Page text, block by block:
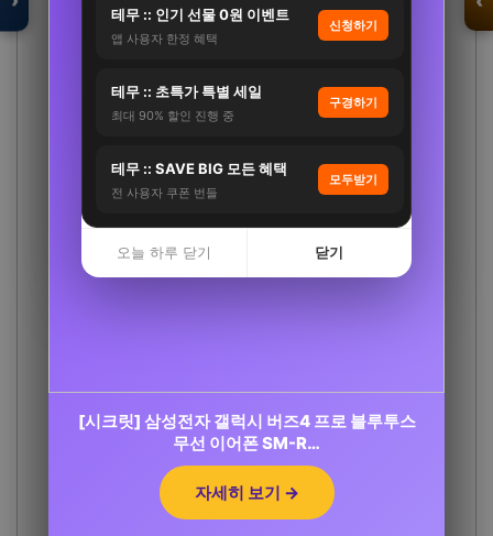
테무 :: 인기 선물 0원 이벤트
앱 사용자 한정 혜택
신청하기
테무 :: 초특가 특별 세일
최대 90% 할인 진행 중
구경하기
테무 :: SAVE BIG 모든 혜택
전 사용자 쿠폰 번들
모두받기
오늘 하루 닫기 닫기
83,700원
41,900원
[시크릿] 삼성전자 갤럭시 버즈4 프로 블루투스
무선 이어폰 SM-R…
자세히 보기 →